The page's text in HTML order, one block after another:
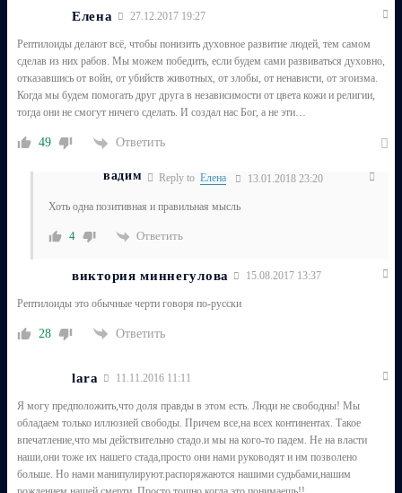
Елена 27.12.2017 19:27
Рептилоиды делают всё, чтобы понизить духовное развитие людей, тем самом
сделав из них рабов. Мы можем победить, если будем сами развиваться духовно,
отказавшись от войн, от убийств животных, от злобы, от ненависти, от эгоизма.
Когда мы будем помогать друг друга в независимости от цвета кожи и религии,
тогда они не смогут ничего сделать. И создал нас Бог, а не эти…
49 Ответить
вадим Reply to Елена 13.01.2018 23:20
Хоть одна позитивная и правильная мысль
4 Ответить
виктория миннегулова 15.08.2017 13:37
Рептилоиды это обычные черти говоря по-русски
28 Ответить
lara 11.11.2016 11:11
Я могу предположить,что доля правды в этом есть. Люди не свободны! Мы
обладаем только иллюзией свободы. Причем все,на всех континентах. Такое
впечатление,что мы действительно стадо.и мы на кого-то падем. Не на власти
наши,они тоже их нашего стада,просто они нами руководят и им позволено
больше. Но нами манипулируют.распоряжаются нашими судьбами,нашим